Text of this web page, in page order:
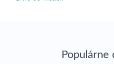
Populárne